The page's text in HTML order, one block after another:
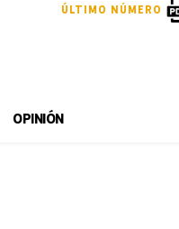
ÚLTIMO NÚMERO
OPINIÓN